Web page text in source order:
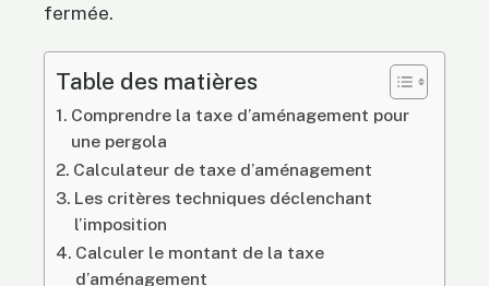
fermée.
Table des matières
Comprendre la taxe d’aménagement pour
une pergola
Calculateur de taxe d’aménagement
Les critères techniques déclenchant
l’imposition
Calculer le montant de la taxe
d’aménagement